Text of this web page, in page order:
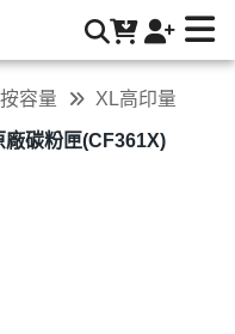
碳粉匣(CF361X) | HP®
按容量 XL高印量
碳粉匣(CF361X)